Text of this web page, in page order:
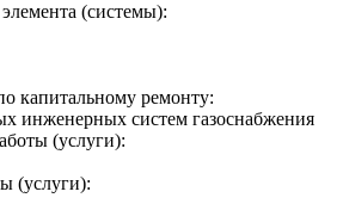
(системы):
капитальному ремонту:
инженерных систем газоснабжения
(услуги):
(услуги):